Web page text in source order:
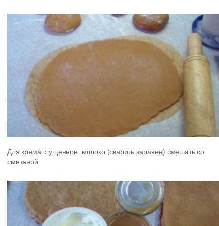
Для крема сгущенное молоко (сварить заранее) смешать со
сметаной